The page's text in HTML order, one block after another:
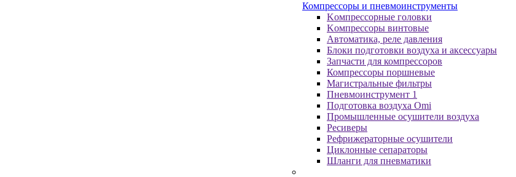
Компрессоры и пневмоинструменты
Koмпpeccopныe гoлoвки
Koмпpeccopы винтoвыe
Автоматика, реле давления
Блоки подготовки воздуха и аксессуары
Запчасти для компрессоров
Компрессоры поршневые
Магистральные фильтры
Пневмоинструмент 1
Подготовка воздуха Omi
Промышленные осушители воздуха
Ресиверы
Рефрижераторные осушители
Циклонные сепараторы
Шланги для пневматики